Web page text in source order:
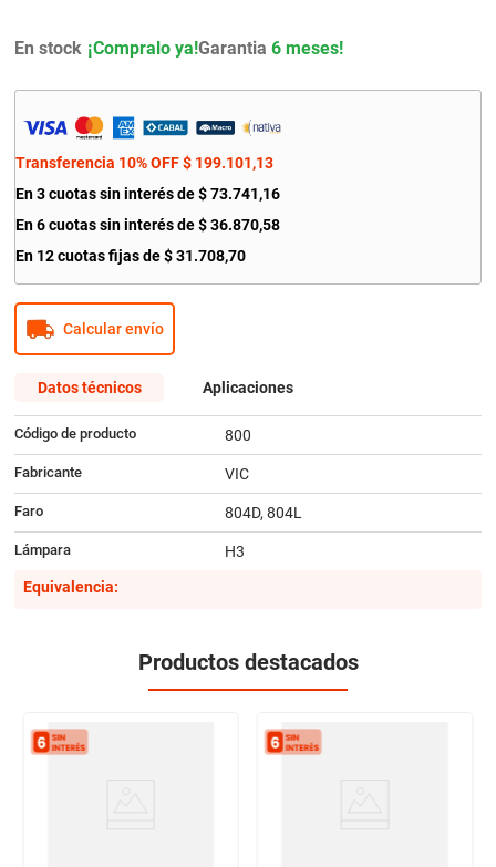
En stock Garantia 6 meses!
Transferencia 10% OFF $ 199.101,13
En 3 cuotas sin interés de $ 73.741,16
En 6 cuotas sin interés de$ 36.870,58
En 12 cuotas fijas de $ 31.708,70
Calcular envío
Datos técnicos Aplicaciones
Código de producto 800
Fabricante VIC
Faro 804D, 804L
Lámpara
H3
Equivalencia:
Productos destacados
10 . bmw